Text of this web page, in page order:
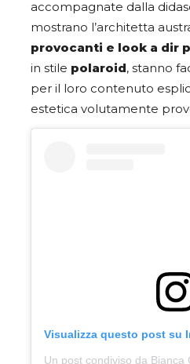
accompagnate dalla
mostrano l’architetta
provocanti e look a dir
in stile polaroid , stanno
per il loro contenuto
estetica volutamente
Visualizza questo post su